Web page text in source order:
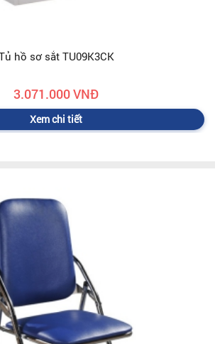
hồ sơ sắt TU09K3CK
3.071.000 VNĐ
Xem chi tiết